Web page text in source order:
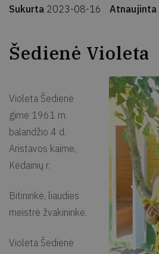
Sukurta 2023-08-16 Atnaujinta
Šedienė Violeta
Violeta Šedienė
gimė 1961 m.
balandžio 4 d.
Aristavos kaime,
Kėdainių r.
Bitininkė, liaudies
meistrė žvakininkė.
Violeta Šedienė